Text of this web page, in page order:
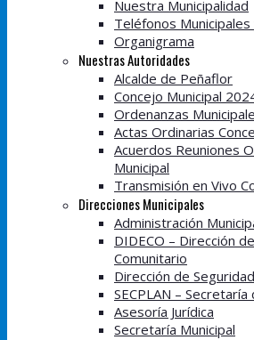
Nuestra Municipalidad
Teléfonos
Organigrama
Nuestras Autoridades
Alcalde de Peñaflor
Concejo Municipal
Ordenanzas
Actas Ordinarias
Acuerdos Reuniones
Municipal
Transmisión en Vivo
Direcciones Municipales
Administración
DIDECO – Dirección
Comunitario
Dirección de
SECPLAN –
Asesoría Jurídica
Secretaría Municipal